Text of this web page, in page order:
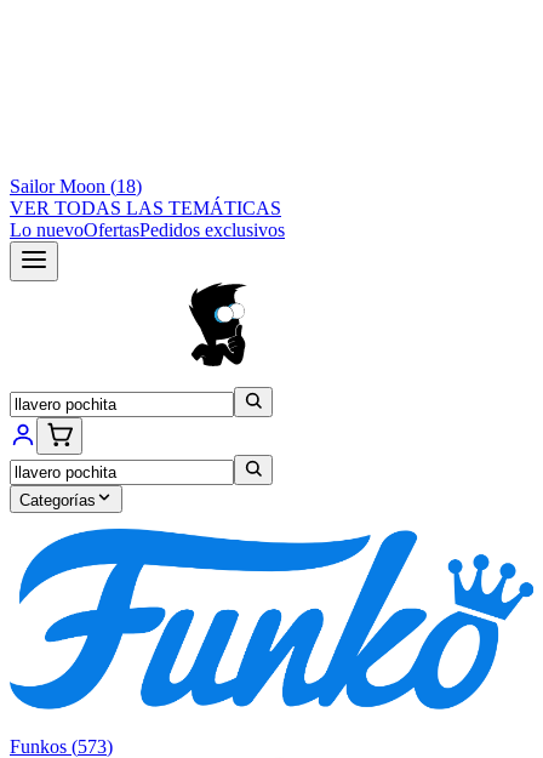
Sailor Moon (18)
VER TODAS LAS TEMÁTICAS
Lo nuevoOfertasPedidos exclusivos
Categorías
Funkos (573)